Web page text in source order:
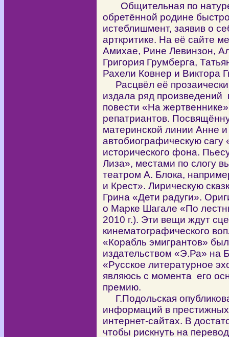
Общительная по
обретённой родине
истеблишмент, заявив о
арткритике. На её сайте
Амихае, Рине Левинзон,
Григория Грумберга,
Рахели Ковнер и Виктора
Расцвёл её
издала ряд
повести «На
репатриантов.
материнской линии Анне
автобиографическую сагу
исторического фона.
Лиза», местами по слогу
театром А. Блока,
и Крест». Лирическую
Грина «Дети радуги».
о Марке Шагале «По
2010 г.). Эти вещи ждут
кинематографического
«Корабль эмигрантов»
издательством «Э.Ра» на
«Русское литературное
являюсь с момента его
премию.
Г.Подольская
информаций в
интернет-сайтах. В
чтобы рискнуть на